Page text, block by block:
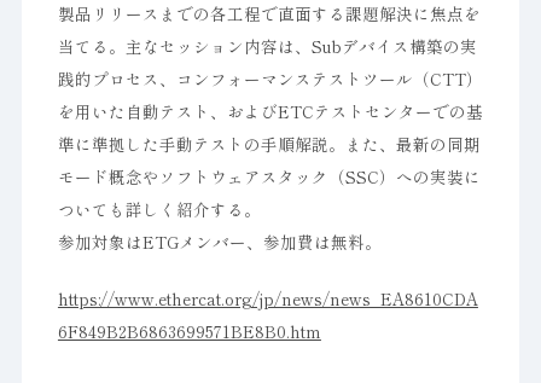
製品リリースまでの各工程で直面する課題解決に焦点を
当てる。主なセッション内容は、Subデバイス構築の実
践的プロセス、コンフォーマンステストツール（CTT）
を用いた自動テスト、およびETCテストセンターでの基
準に準拠した手動テストの手順解説。また、最新の同期
モード概念やソフトウェアスタック（SSC）への実装に
ついても詳しく紹介する。
参加対象はETGメンバー、参加費は無料。
https://www.ethercat.org/jp/news/news_EA8610CDA
6F849B2B6863699571BE8B0.htm